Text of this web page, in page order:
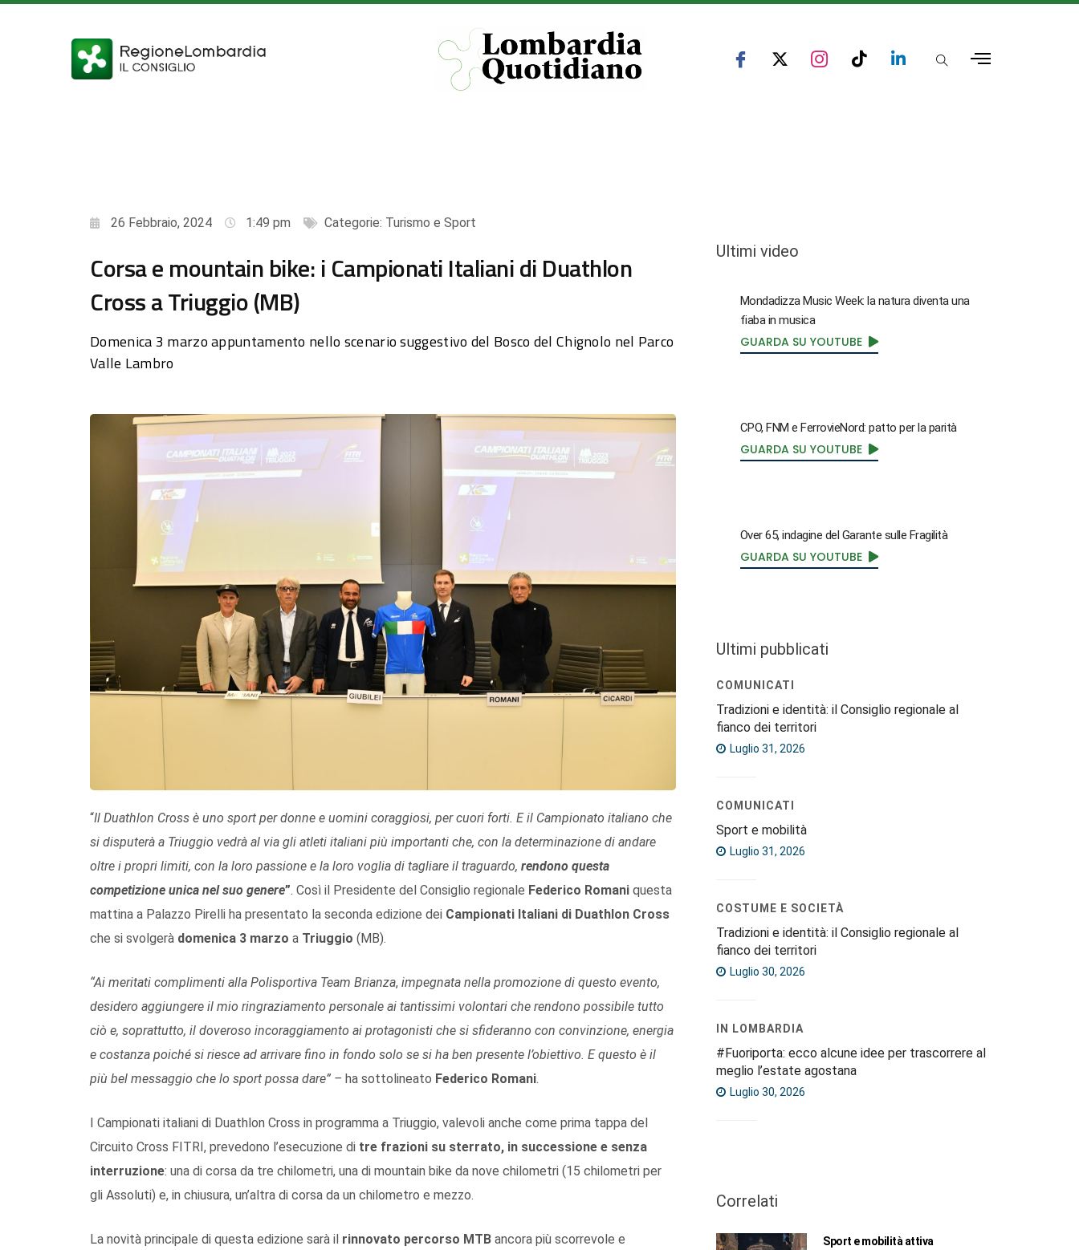
26 Febbraio, 2024 1:49 pm Categorie: Turismo e Sport
Corsa e mountain bike: i Campionati Italiani di Duathlon
Cross a Triuggio (MB)
Domenica 3 marzo appuntamento nello scenario suggestivo del Bosco del Chignolo nel Parco
Valle Lambro
“Il Duathlon Cross è uno sport per donne e uomini coraggiosi, per cuori forti. E il Campionato italiano che
si disputerà a Triuggio vedrà al via gli atleti italiani più importanti che, con la determinazione di andare
oltre i propri limiti, con la loro passione e la loro voglia di tagliare il traguardo, rendono questa
competizione unica nel suo genere”. Così il Presidente del Consiglio regionale Federico Romani questa
mattina a Palazzo Pirelli ha presentato la seconda edizione dei Campionati Italiani di Duathlon Cross
che si svolgerà domenica 3 marzo a Triuggio (MB).
“Ai meritati complimenti alla Polisportiva Team Brianza, impegnata nella promozione di questo evento,
desidero aggiungere il mio ringraziamento personale ai tantissimi volontari che rendono possibile tutto
ciò e, soprattutto, il doveroso incoraggiamento ai protagonisti che si sfideranno con convinzione, energia
e costanza poiché si riesce ad arrivare fino in fondo solo se si ha ben presente l’obiettivo. E questo è il
più bel messaggio che lo sport possa dare” – ha sottolineato Federico Romani.
I Campionati italiani di Duathlon Cross in programma a Triuggio, valevoli anche come prima tappa del
Circuito Cross FITRI, prevedono l’esecuzione di tre frazioni su sterrato, in successione e senza
interruzione: una di corsa da tre chilometri, una di mountain bike da nove chilometri (15 chilometri per
gli Assoluti) e, in chiusura, un’altra di corsa da un chilometro e mezzo.
La novità principale di questa edizione sarà il rinnovato percorso MTB ancora più scorrevole e
Ultimi video
Mondadizza Music Week: la natura diventa una
fiaba in musica
GUARDA SU YOUTUBE
CPO, FNM e FerrovieNord: patto per la parità
GUARDA SU YOUTUBE
Over 65, indagine del Garante sulle Fragilità
GUARDA SU YOUTUBE
Ultimi pubblicati
COMUNICATI
Tradizioni e identità: il Consiglio regionale al
fianco dei territori
Luglio 31, 2026
COMUNICATI
Sport e mobilità
Luglio 31, 2026
COSTUME E SOCIETÀ
Tradizioni e identità: il Consiglio regionale al
fianco dei territori
Luglio 30, 2026
IN LOMBARDIA
#Fuoriporta: ecco alcune idee per trascorrere al
meglio l’estate agostana
Luglio 30, 2026
Correlati
Sport e mobilità attiva